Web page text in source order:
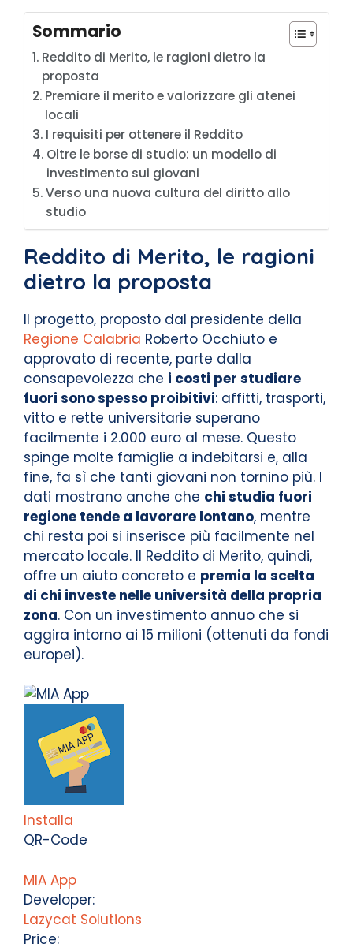
Sommario
Reddito di Merito, le ragioni dietro la
proposta
Premiare il merito e valorizzare gli atenei
locali
I requisiti per ottenere il Reddito
Oltre le borse di studio: un modello di
investimento sui giovani
Verso una nuova cultura del diritto allo
studio
Reddito di Merito, le ragioni
dietro la proposta
Il progetto, proposto dal presidente della
Regione Calabria Roberto Occhiuto e
approvato di recente, parte dalla
consapevolezza che i costi per studiare
fuori sono spesso proibitivi: affitti, trasporti,
vitto e rette universitarie superano
facilmente i 2.000 euro al mese. Questo
spinge molte famiglie a indebitarsi e, alla
fine, fa sì che tanti giovani non tornino più. I
dati mostrano anche che chi studia fuori
regione tende a lavorare lontano, mentre
chi resta poi si inserisce più facilmente nel
mercato locale. Il Reddito di Merito, quindi,
offre un aiuto concreto e premia la scelta
di chi investe nelle università della propria
zona. Con un investimento annuo che si
aggira intorno ai 15 milioni (ottenuti da fondi
europei).
Installa
QR-Code
MIA App
Developer:
Lazycat Solutions
Price: